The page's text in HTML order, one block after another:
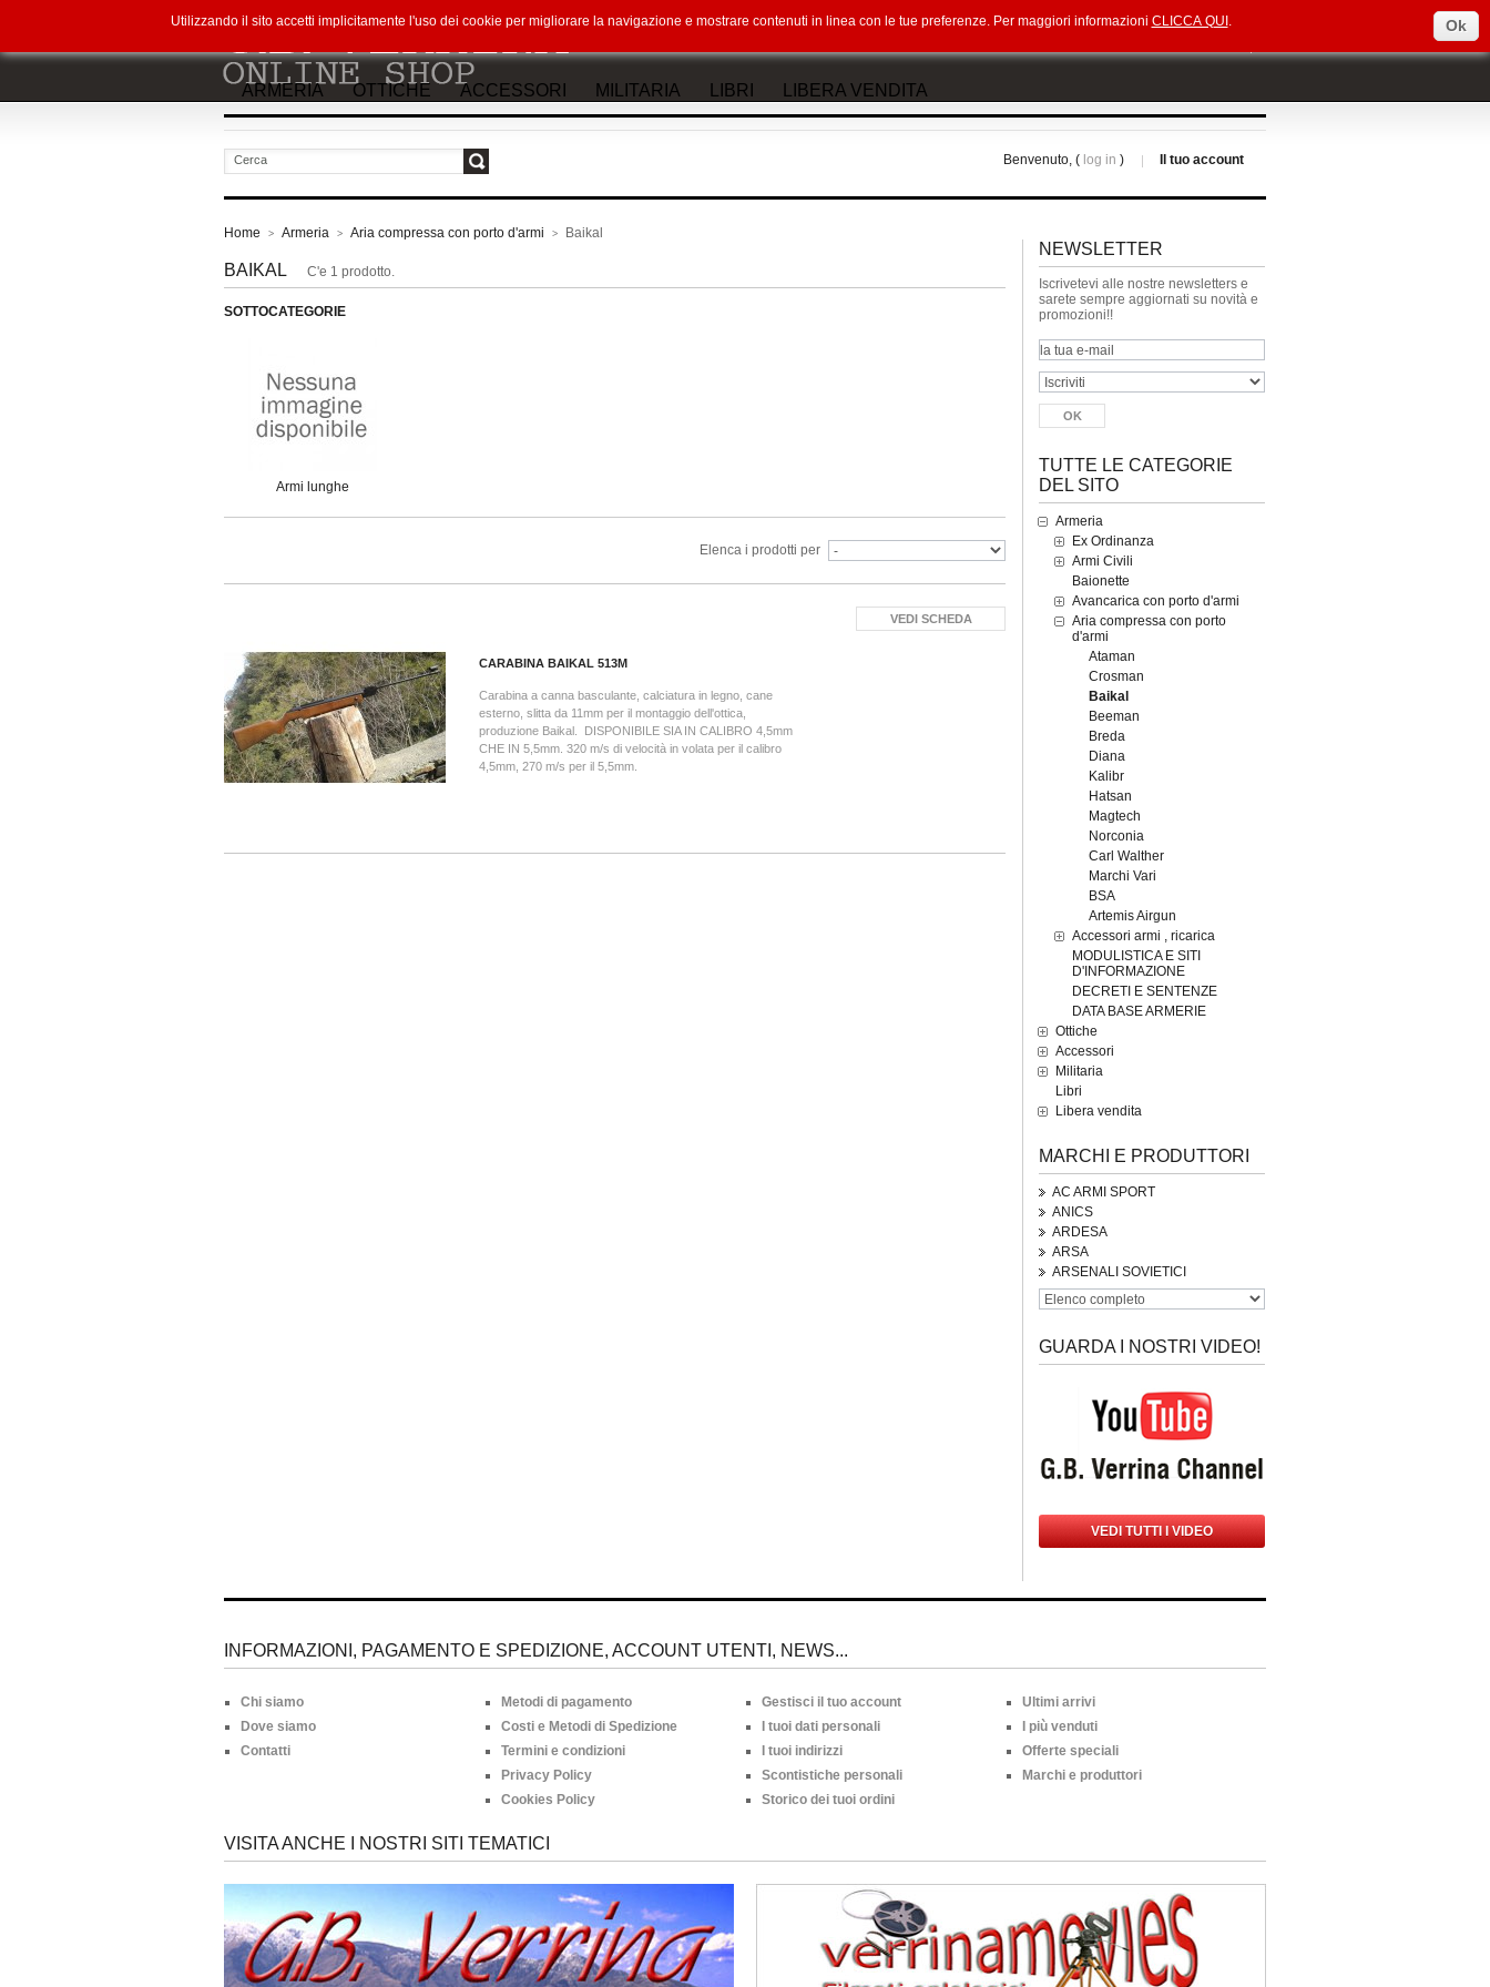
ARMERIA OTTICHE ACCESSORI MILITARIA LIBRI LIBERA VENDITA
Il tuo account
Benvenuto, ( log in )
Home > Armeria > Aria compressa con porto d'armi > Baikal
BAIKAL C'e 1 prodotto.
SOTTOCATEGORIE
Armi lunghe
Elenca i prodotti per
CARABINA BAIKAL 513M
Carabina a canna basculante, calciatura in legno, cane
esterno, slitta da 11mm per il montaggio dell'ottica,
produzione Baikal. DISPONIBILE SIA IN CALIBRO 4,5mm
CHE IN 5,5mm. 320 m/s di velocità in volata per il calibro
4,5mm, 270 m/s per il 5,5mm.
VEDI SCHEDA
NEWSLETTER
Iscrivetevi alle nostre newsletters e
sarete sempre aggiornati su novità e
promozioni!!
TUTTE LE CATEGORIE
DEL SITO
Armeria
Ex Ordinanza
Armi Civili
Baionette
Avancarica con porto d'armi
Aria compressa con porto
d'armi
Ataman
Crosman
Baikal
Beeman
Breda
Diana
Kalibr
Hatsan
Magtech
Norconia
Carl Walther
Marchi Vari
BSA
Artemis Airgun
Accessori armi , ricarica
MODULISTICA E SITI
D'INFORMAZIONE
DECRETI E SENTENZE
DATA BASE ARMERIE
Ottiche
Accessori
Militaria
Libri
Libera vendita
MARCHI E PRODUTTORI
AC ARMI SPORT
ANICS
ARDESA
ARSA
ARSENALI SOVIETICI
GUARDA I NOSTRI VIDEO!
VEDI TUTTI I VIDEO
INFORMAZIONI, PAGAMENTO E SPEDIZIONE, ACCOUNT UTENTI, NEWS...
Chi siamo
Dove siamo
Contatti
Metodi di pagamento
Costi e Metodi di Spedizione
Termini e condizioni
Privacy Policy
Cookies Policy
Gestisci il tuo account
I tuoi dati personali
I tuoi indirizzi
Scontistiche personali
Storico dei tuoi ordini
Ultimi arrivi
I più venduti
Offerte speciali
Marchi e produttori
VISITA ANCHE I NOSTRI SITI TEMATICI
Utilizzando il sito accetti implicitamente l'uso dei cookie per migliorare la navigazione e mostrare contenuti in linea con le tue preferenze. Per maggiori informazioni CLICCA QUI . Ok